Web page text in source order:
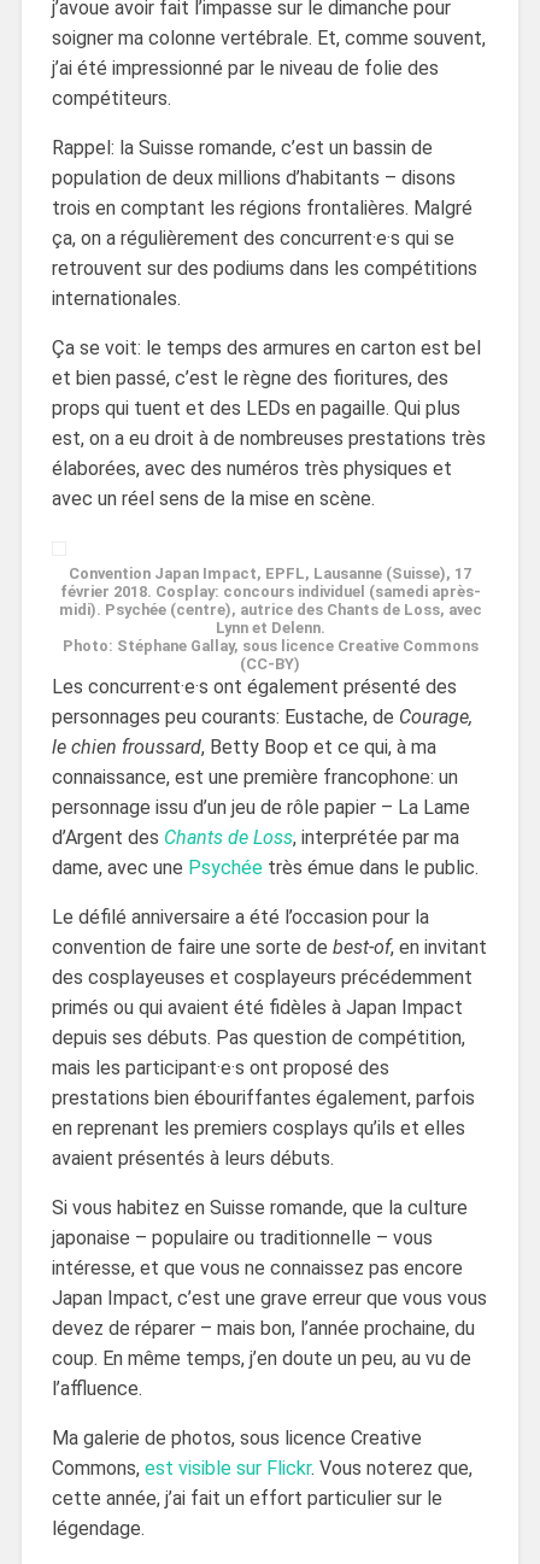
j’avoue avoir fait l’impasse sur le dimanche pour
soigner ma colonne vertébrale. Et, comme souvent,
j’ai été impressionné par le niveau de folie des
compétiteurs.
Rappel: la Suisse romande, c’est un bassin de
population de deux millions d’habitants – disons
trois en comptant les régions frontalières. Malgré
ça, on a régulièrement des concurrent·e·s qui se
retrouvent sur des podiums dans les compétitions
internationales.
Ça se voit: le temps des armures en carton est bel
et bien passé, c’est le règne des fioritures, des
props qui tuent et des LEDs en pagaille. Qui plus
est, on a eu droit à de nombreuses prestations très
élaborées, avec des numéros très physiques et
avec un réel sens de la mise en scène.
Convention Japan Impact, EPFL, Lausanne (Suisse), 17
février 2018. Cosplay: concours individuel (samedi après-
midi). Psychée (centre), autrice des Chants de Loss, avec
Lynn et Delenn.
Photo: Stéphane Gallay, sous licence Creative Commons
(CC-BY)
Les concurrent·e·s ont également présenté des
personnages peu courants: Eustache, de Courage,
le chien froussard, Betty Boop et ce qui, à ma
connaissance, est une première francophone: un
personnage issu d’un jeu de rôle papier – La Lame
d’Argent des Chants de Loss, interprétée par ma
dame, avec une Psychéetrès émue dans le public.
Le défilé anniversaire a été l’occasion pour la
convention de faire une sorte de best-of, en invitant
des cosplayeuses et cosplayeurs précédemment
primés ou qui avaient été fidèles à Japan Impact
depuis ses débuts. Pas question de compétition,
mais les participant·e·s ont proposé des
prestations bien ébouriffantes également, parfois
en reprenant les premiers cosplays qu’ils et elles
avaient présentés à leurs débuts.
Si vous habitez en Suisse romande, que la culture
japonaise – populaire ou traditionnelle – vous
intéresse, et que vous ne connaissez pas encore
Japan Impact, c’est une grave erreur que vous vous
devez de réparer – mais bon, l’année prochaine, du
coup. En même temps, j’en doute un peu, au vu de
l’affluence.
Ma galerie de photos, sous licence Creative
Commons, est visible sur Flickr. Vous noterez que,
cette année, j’ai fait un effort particulier sur le
légendage.